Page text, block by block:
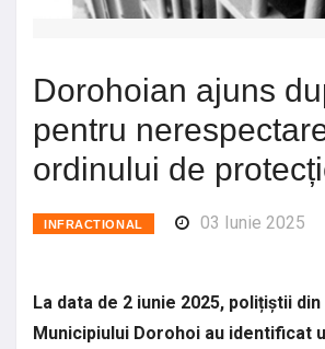
Dorohoian ajuns
pentru
ordinului de
INFRACTIONAL 03 Iunie 2025
La data de 2 iunie 2025, polițiștii
Municipiului Dorohoi au identificat